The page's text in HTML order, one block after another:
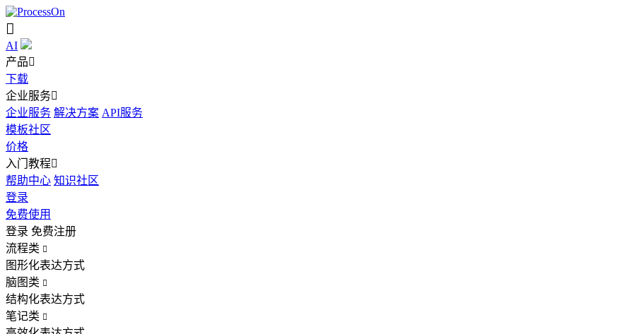

AI
产品
下载
企业服务
企业服务 解决方案 API服务
模板社区
价格
入门教程
帮助中心 知识社区
登录
免费使用
登录 免费注册
流程类 
图形化表达方式
脑图类 
结构化表达方式
笔记类 